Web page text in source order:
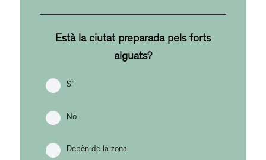
Està la ciutat preparada pels forts
aiguats?
Sí
No
Depèn de la zona.